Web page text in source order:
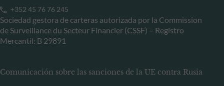
+352 45 76 76 245
Sociedad gestora de carteras autorizada por la Commission
de Surveillance du Secteur Financier (CSSF) – Registro
Mercantil: B 29891
Comunicación sobre las sanciones de la UE contra Rusia